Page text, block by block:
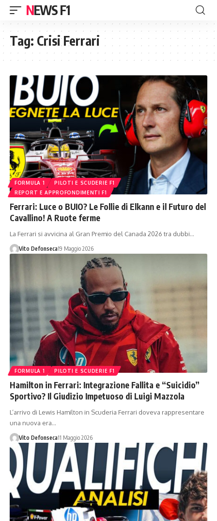
NEWS F1
Tag: Crisi Ferrari
FORMULA 1
PILOTI E SCUDERIE F1
REPORT E APPROFONDIMENTI F1
Ferrari: Luce o BUIO? Le Follie di Elkann e il Futuro del
Cavallino! A Ruote ferme
La Ferrari si avvicina al Gran Premio del Canada 2026 tra dubbi…
Vito Defonseca19 Maggio 2026
FORMULA 1 PILOTI E SCUDERIE F1
Hamilton in Ferrari: Integrazione Fallita e “Suicidio”
Sportivo? Il Giudizio Impetuoso di Luigi Mazzola
L’arrivo di Lewis Hamilton in Scuderia Ferrari doveva rappresentare
una nuova era…
Vito Defonseca11 Maggio 2026